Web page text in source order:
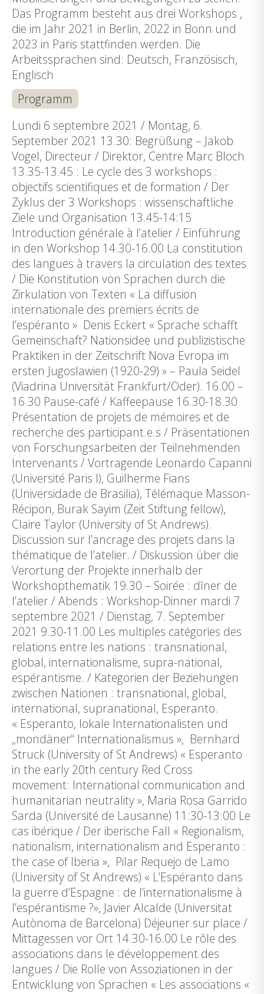
Das Programm besteht aus drei Workshops ,
die im Jahr 2021 in Berlin, 2022 in Bonn und
2023 in Paris stattfinden werden. Die
Arbeitssprachen sind: Deutsch, Französisch,
Englisch
Programm
Lundi 6 septembre 2021 / Montag, 6.
September 2021 13.30: Begrüßung – Jakob
Vogel, Directeur / Direktor, Centre Marc Bloch
13.35-13.45 : Le cycle des 3 workshops :
objectifs scientifiques et de formation / Der
Zyklus der 3 Workshops : wissenschaftliche
Ziele und Organisation 13.45-14:15
Introduction générale à l’atelier / Einführung
in den Workshop 14.30-16.00 La constitution
des langues à travers la circulation des textes
/ Die Konstitution von Sprachen durch die
Zirkulation von Texten « La diffusion
internationale des premiers écrits de
l’espéranto » Denis Eckert « Sprache schafft
Gemeinschaft? Nationsidee und publizistische
Praktiken in der Zeitschrift Nova Evropa im
ersten Jugoslawien (1920-29) » – Paula Seidel
(Viadrina Universität Frankfurt/Oder). 16.00 –
16.30 Pause-café / Kaffeepause 16.30-18.30
Présentation de projets de mémoires et de
recherche des participant.e.s / Präsentationen
von Forschungsarbeiten der Teilnehmenden
Intervenants / Vortragende Leonardo Capanni
(Université Paris I), Guilherme Fians
(Universidade de Brasilia), Télémaque Masson-
Récipon, Burak Sayim (Zeit Stiftung fellow),
Claire Taylor (University of St Andrews).
Discussion sur l’ancrage des projets dans la
thématique de l’atelier. / Diskussion über die
Verortung der Projekte innerhalb der
Workshopthematik 19.30 – Soirée : dîner de
l’atelier / Abends : Workshop-Dinner mardi 7
septembre 2021 / Dienstag, 7. September
2021 9.30-11.00 Les multiples catégories des
relations entre les nations : transnational,
global, internationalisme, supra-national,
espérantisme. / Kategorien der Beziehungen
zwischen Nationen : transnational, global,
international, supranational, Esperanto.
« Esperanto, lokale Internationalisten und
„mondäner“ Internationalismus », Bernhard
Struck (University of St Andrews) « Esperanto
in the early 20th century Red Cross
movement: International communication and
humanitarian neutrality », Maria Rosa Garrido
Sarda (Université de Lausanne) 11:30-13:00 Le
cas ibérique / Der iberische Fall « Regionalism,
nationalism, internationalism and Esperanto :
the case of Iberia », Pilar Requejo de Lamo
(University of St Andrews) « L’Espéranto dans
la guerre d’Espagne : de l’internationalisme à
l’espérantisme ?», Javier Alcalde (Universitat
Autònoma de Barcelona) Déjeuner sur place /
Mittagessen vor Ort 14.30-16.00 Le rôle des
associations dans le développement des
langues / Die Rolle von Assoziationen in der
Entwicklung von Sprachen « Les associations «